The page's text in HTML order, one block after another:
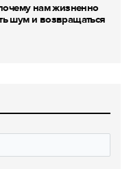
нам жизненно
шум и возвращаться